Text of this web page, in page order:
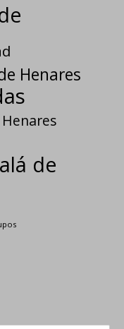
Henares
de